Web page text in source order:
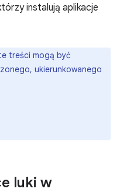
instalują aplikacje
treści mogą być
ukierunkowanego
luki w